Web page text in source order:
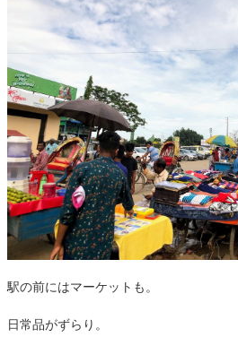
駅の前にはマーケットも。
日常品がずらり。